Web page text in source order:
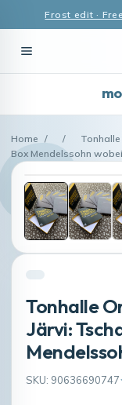
Frost edit ·
Home / /
Box Mendelssohn
Tonhalle
Järvi:
SKU: 90636690747